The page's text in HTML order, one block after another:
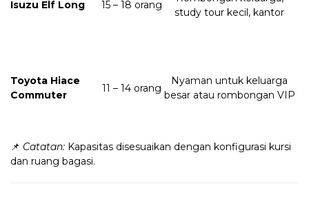
Isuzu Elf Long 15 – 18 orang
study tour kecil, kantor
Toyota Hiace
Commuter
11 – 14 orang
Nyaman untuk keluarga
besar atau rombongan VIP
📌 Catatan: Kapasitas disesuaikan dengan konfigurasi kursi
dan ruang bagasi.